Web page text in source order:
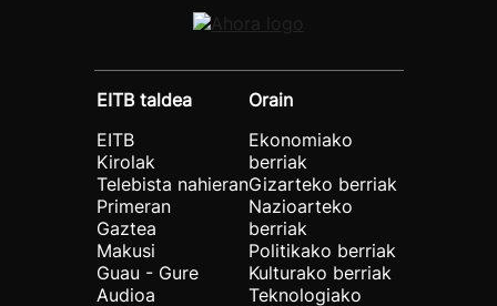
EITB taldea
EITB
Kirolak
Telebista nahieran
Primeran
Gaztea
Makusi
Guau - Gure
Audioa
Orain
Ekonomiako
berriak
Gizarteko berriak
Nazioarteko
berriak
Politikako berriak
Kulturako berriak
Teknologiako